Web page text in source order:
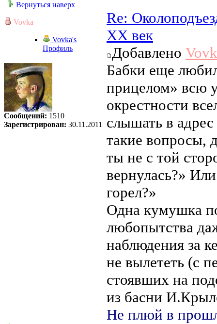
Вернуться наверх
Vovka
Vovka's
Профиль
Сообщений: 1510
Зарегистрирован: 30.11.2011
Re:
ХХ век
Добавлено
Бабки еще
прицелом» всю
окрестности
слышать в
такие вопросы,
ты не с той
вернулась?»
горел?»
Одна кумушка
любопытства
наблюдения за
не вылететь (с
стоявших на
из басни
Не плюй в